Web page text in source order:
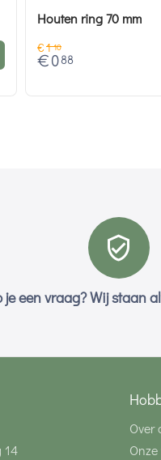
Houten ring 70 mm
€1 10
€ 0 88
je een vraag? Wij staan
14
Over